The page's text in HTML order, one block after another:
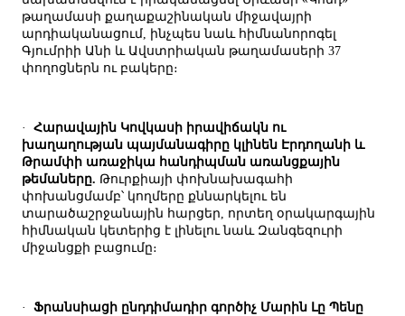
թաղամասի քաղաքաշինական միջավայրի
արդիականացում, ինչպես նաև հիմնանորոգել
Գյումրիի Անի և Ավստրիական թաղամասերի 37
փողոցներն ու բակերը։
· Հարավային Կովկասի իրավիճակն ու
խաղաղության պայմանագիրը կլինեն Էրդողանի և
Թրամփի առաջիկա հանդիպման առանցքային
թեմաները. Թուրքիայի փոխնախագահի
փոխանցմամբ՝ կողմերը քննարկելու են
տարածաշրջանային հարցեր, որտեղ օրակարգային
հիմնական կետերից է լինելու նաև Զանգեզուրի
միջանցքի բացումը։
· Ֆրանսիացի ընդդիմադիր գործիչ Մարին Լը Պենը